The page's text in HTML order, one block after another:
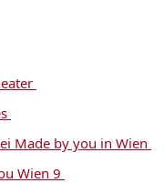
Made by you in Wien
Wien 9